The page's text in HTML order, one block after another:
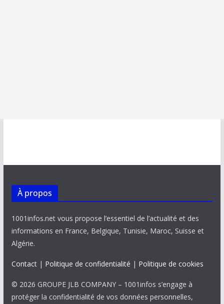
À propos
1001infos.net vous propose l’essentiel de l’actualité et des
informations en France, Belgique, Tunisie, Maroc, Suisse et
Algérie.
Contact| Politique de confidentialité | Politique de cookies
© 2026 GROUPE JLB COMPANY – 1001infos s’engage à
protéger la confidentialité de vos données personnelles,